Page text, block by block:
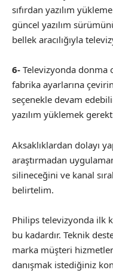
sıfırdan yazılım
güncel yazılım
bellek aracılığıyla
6- Televizyonda donma
fabrika ayarlarına
seçenekle devam
yazılım yüklemek
Aksaklıklardan dolayı
araştırmadan
silineceğini ve kanal
belirtelim.
Philips televizyonda ilk
bu kadardır. Teknik
marka müşteri
danışmak istediğiniz